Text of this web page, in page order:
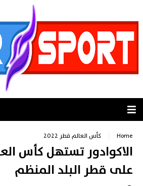
Home كأس العالم قطر 2022
الاكوادور تستهل كأس
على قطر البلد المنظم